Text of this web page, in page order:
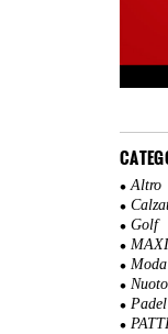
Altro
Golf
Moda
Padel